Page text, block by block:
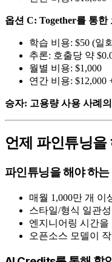
옵션 C: Together를 통
학습 비용: $50 (일
추론: 호출당 약
월별 비용: $1,000
연간 비용: $12,000
승자: 고용량 사용 사례
언제 파인튜닝
파인튜닝을 해야 하는
매월 1,000만 개 이
스타일/형식 일관
엔지니어링 시간
오픈소스 모델이